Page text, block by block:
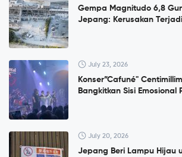
Gempa Magnitudo 6,8
Jepang: Kerusakan
July 23, 2026
Konser”Cafuné"
Bangkitkan Sisi Emosional
July 20, 2026
Jepang Beri Lampu Hijau